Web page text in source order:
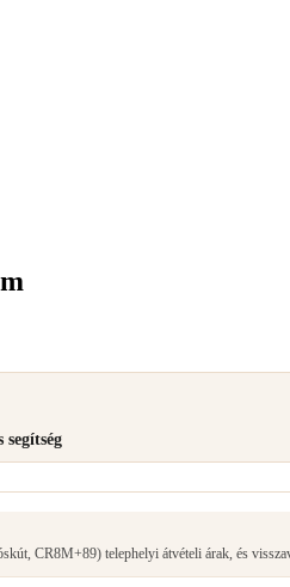
CR8M+89) telephelyi átvételi árak, és